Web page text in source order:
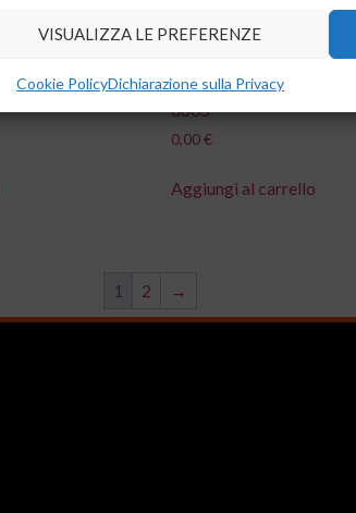
VISUALIZZA LE PREFERENZE
Cookie PolicyDichiarazione sulla Privacy
FILTRO.S BF2012-
0805
0,00€
Aggiungi al carrello
1 2 →